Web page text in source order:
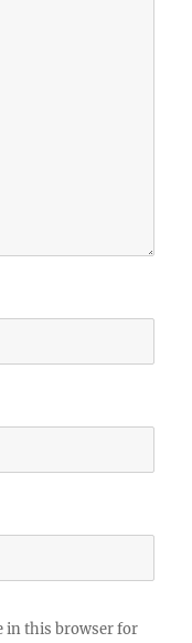
in this browser for